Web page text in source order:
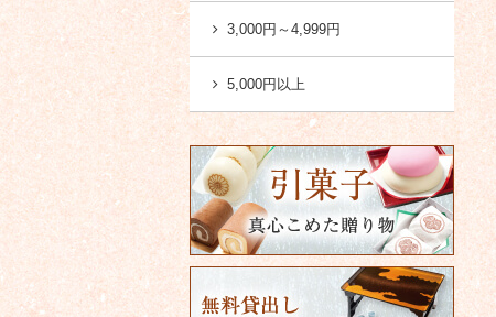
3,000円～4,999円
5,000円以上